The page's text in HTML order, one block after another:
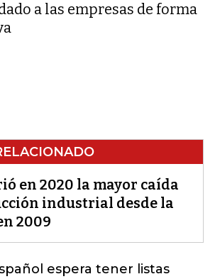
a las empresas de forma
en 2020 la mayor caída
industrial desde la
2009
espera tener listas